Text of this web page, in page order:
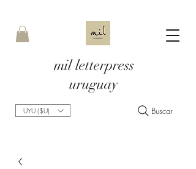
mil letterpress
uruguay
UYU ($U) Buscar